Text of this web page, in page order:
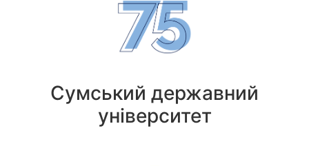
Сумський державний
університет